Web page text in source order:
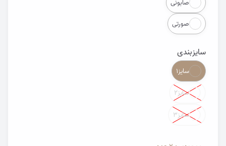
صابونی
صورتی
سایزبندی
Colorسایز۱
سایز۲
سایز۳